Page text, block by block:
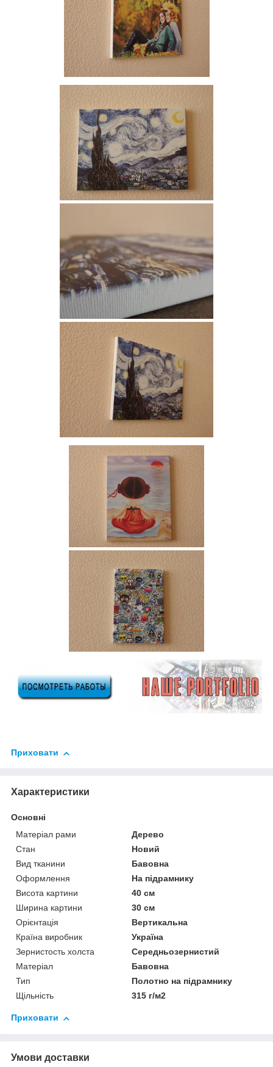
Приховати
Характеристики
Основні
Матеріал рами
Дерево
Стан
Новий
Вид тканини
Бавовна
Оформлення
На підрамнику
Висота картини
40 см
Ширина картини
30 см
Орієнтація
Вертикальна
Країна виробник
Україна
Зернистость холста
Середньозернистий
Матеріал
Бавовна
Тип
Полотно на підрамнику
Щільність
315 г/м2
Приховати
Умови доставки